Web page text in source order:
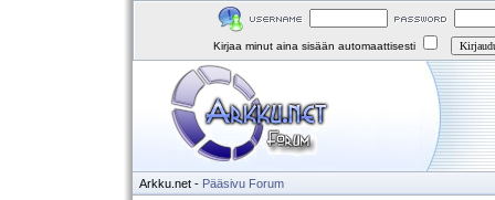
Kirjaa minut aina sisään automaattisesti
Arkku.net - Pääsivu Forum